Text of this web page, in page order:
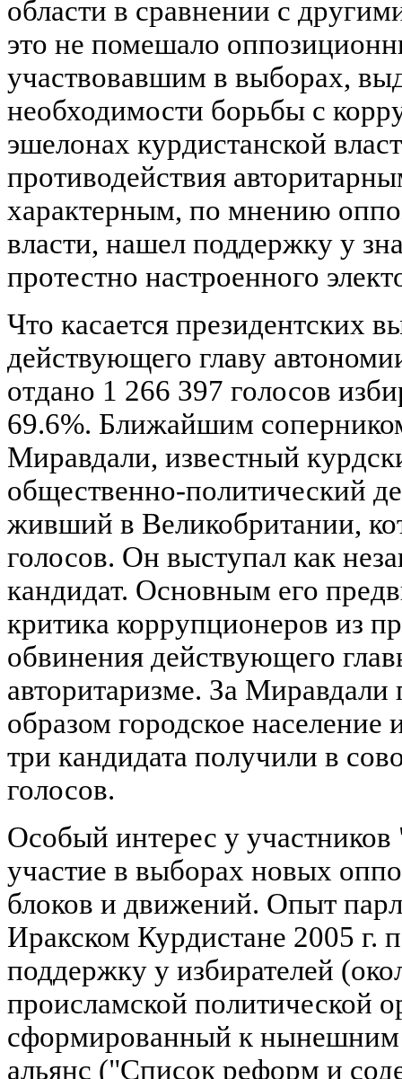
области в сравнении с
это не помешало
участвовавшим в выборах,
необходимости борьбы с
эшелонах курдистанской
противодействия
характерным, по мнению
власти, нашел поддержку у
протестно настроенного
Что касается президентских
действующего главу
отдано 1 266 397 голосов
69.6%. Ближайшим
Миравдали, известный
общественно-политический
живший в Великобритании,
голосов. Он выступал как
кандидат. Основным его
критика коррупционеров из
обвинения действующего
авторитаризме. За Миравдали
образом городское
три кандидата получили в
голосов.
Особый интерес у участников
участие в выборах новых
блоков и движений. Опыт
Иракском Курдистане 2005 г.
поддержку у избирателей
происламской политической
сформированный к
альянс ("Список реформ и